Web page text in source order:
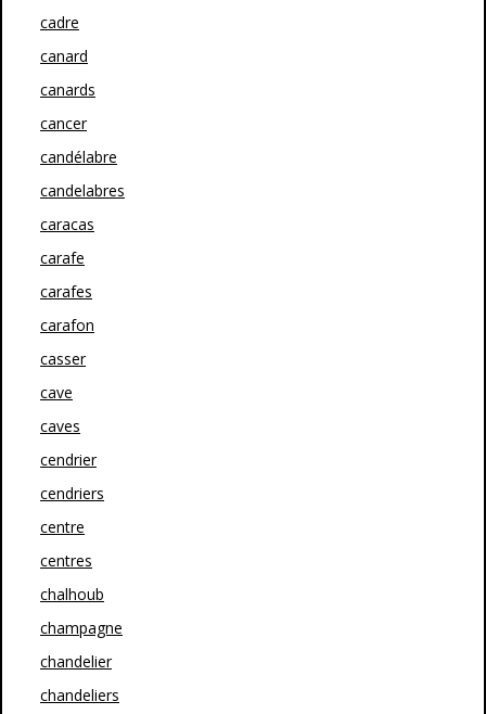
cadre
canard
canards
cancer
candélabre
candelabres
caracas
carafe
carafes
carafon
casser
cave
caves
cendrier
cendriers
centre
centres
chalhoub
champagne
chandelier
chandeliers